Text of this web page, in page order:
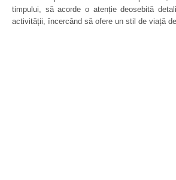
timpului, să acorde o atenție deosebită
activității, încercând să ofere un stil de viață